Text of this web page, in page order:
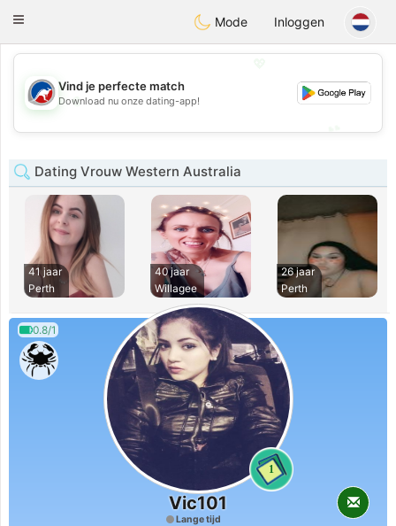
AustraliaChat
Toggle
Mode Inloggen
💖
💕
Vind je perfecte match
Download nu onze dating-app!
Dating Vrouw Western Australia
41 jaar
Perth
40 jaar
Willagee
26 jaar
Perth
0.8/1
1
Vic101
Lange tijd